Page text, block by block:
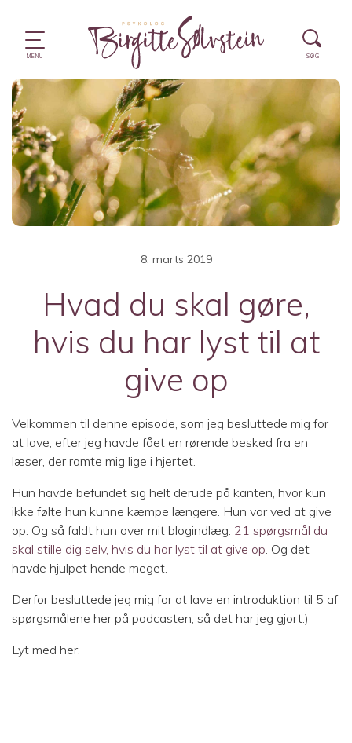
8. marts 2019
Hvad du skal gøre,
hvis du har lyst til at
give op
Velkommen til denne episode, som jeg besluttede mig for
at lave, efter jeg havde fået en rørende besked fra en
læser, der ramte mig lige i hjertet.
Hun havde befundet sig helt derude på kanten, hvor kun
ikke følte hun kunne kæmpe længere. Hun var ved at give
op. Og så faldt hun over mit blogindlæg: 21 spørgsmål du
skal stille dig selv, hvis du har lyst til at give op. Og det
havde hjulpet hende meget.
Derfor besluttede jeg mig for at lave en introduktion til 5 af
spørgsmålene her på podcasten, så det har jeg gjort:)
Lyt med her: